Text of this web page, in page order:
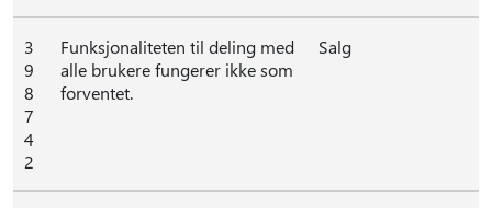
3
9
8
7
4
2
Funksjonaliteten til deling med
alle brukere fungerer ikke som
forventet.
Salg